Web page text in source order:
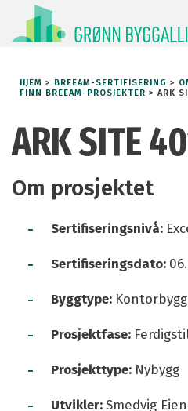
HJEM > BREEAM-SERTIFISERING >
FINN BREEAM-PROSJEKTER > ARK
ARK SITE
Om prosjektet
- Sertifiseringsnivå:
- Sertifiseringsdato:
- Byggtype: Kontorbygg
- Prosjektfase:
- Prosjekttype: Nybygg
- Utvikler:Smedvig